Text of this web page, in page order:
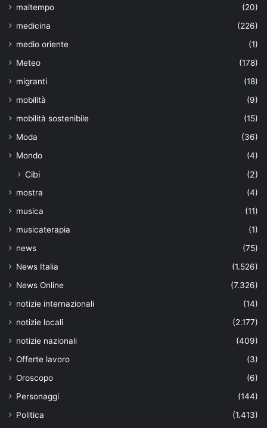
maltempo
(20)
medicina
(226)
medio oriente
(1)
Meteo
(178)
migranti
(18)
mobilità
(9)
mobilità sostenibile
(15)
Moda
(36)
Mondo
(4)
Cibi (2)
mostra
(4)
musica
(11)
musicaterapia
(1)
news
(75)
News Italia
(1.526)
News Online
(7.326)
notizie internazionali
(14)
notizie locali
(2.177)
notizie nazionali
(409)
Offerte lavoro
(3)
Oroscopo
(6)
Personaggi
(144)
Politica
(1.413)